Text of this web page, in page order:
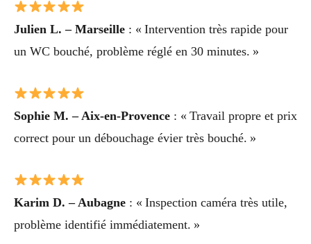
Julien L. – Marseille : « Intervention très rapide pour
un WC bouché, problème réglé en 30 minutes. »
Sophie M. – Aix-en-Provence : « Travail propre et prix
correct pour un débouchage évier très bouché. »
Karim D. – Aubagne : « Inspection caméra très utile,
problème identifié immédiatement. »